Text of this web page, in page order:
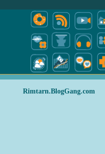
Rimtarn.BlogGang.com